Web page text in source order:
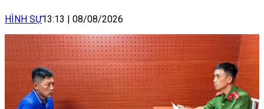
HÌNH SỰ13:13 08/08/2026